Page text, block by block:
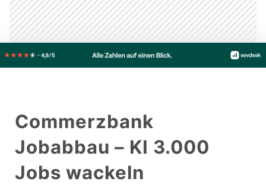
Commerzbank
Jobabbau – KI 3.000
Jobs wackeln